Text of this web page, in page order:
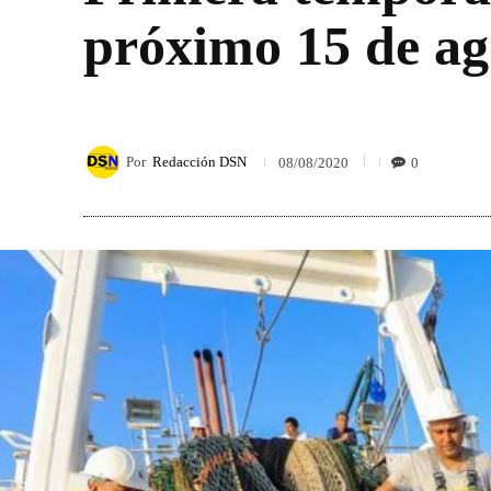
próximo 15 de
Por Redacción DSN 08/08/2020 0